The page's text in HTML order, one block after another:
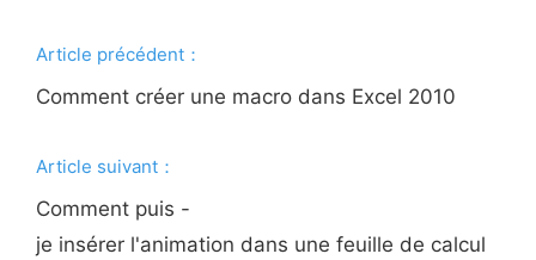
Article précédent：
Comment créer une macro dans Excel 2010
Article suivant：
Comment puis -
je insérer l'animation dans une feuille de calcul